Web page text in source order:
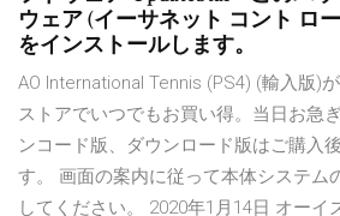
ウェア (イーサネット コント ロ
をインストールします。
AO International Tennis (PS4) (輸入版)
ストアでいつでもお買い得。当日お急
ンコード版、ダウンロード版はご購入
す。 画面の案内に従って本体システム
してください。 2020年1月14日 オーイ